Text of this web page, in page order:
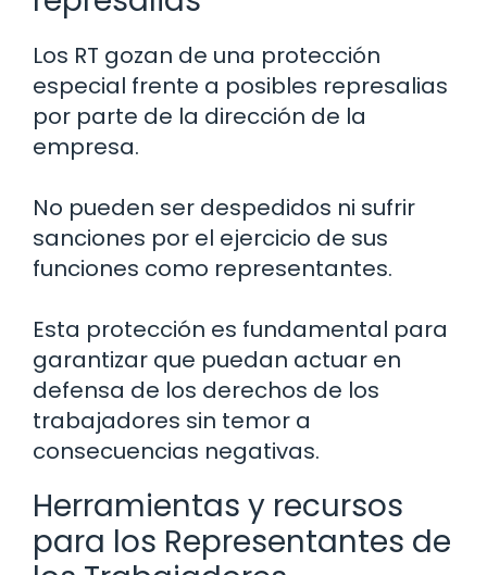
Los RT gozan de una protección
especial frente a posibles represalias
por parte de la dirección de la
empresa.
No pueden ser despedidos ni sufrir
sanciones por el ejercicio de sus
funciones como representantes.
Esta protección es fundamental para
garantizar que puedan actuar en
defensa de los derechos de los
trabajadores sin temor a
consecuencias negativas.
Herramientas y recursos
para los Representantes de